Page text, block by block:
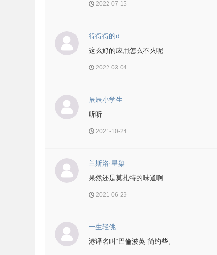
2022-07-15
得得得的d
这么好的应用怎么不火呢
2022-03-04
辰辰小学生
听听
2021-10-24
兰斯洛·星染
果然还是莫扎特的味道啊
2021-06-29
一生轻佻
港译名叫“巴倫波英”简约些。